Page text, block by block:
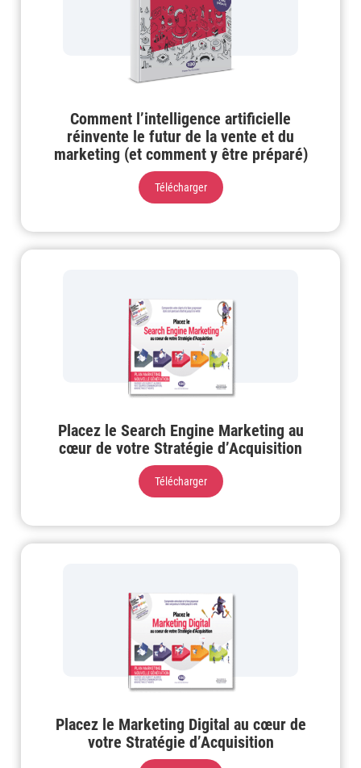
Comment l’intelligence artificielle
réinvente le futur de la vente et du
marketing (et comment y être préparé)
Télécharger
Placez le Search Engine Marketing au
cœur de votre Stratégie d’Acquisition
Télécharger
Placez le Marketing Digital au cœur de
votre Stratégie d’Acquisition